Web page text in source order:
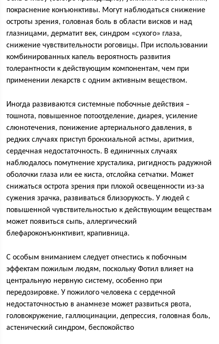
покраснение конъюнктивы. Могут наблюдаться снижение
остроты зрения, головная боль в области висков и над
глазницами, дерматит век, синдром «сухого» глаза,
снижение чувствительности роговицы. При использовании
комбинированных капель вероятность развития
толерантности к действующим компонентам, чем при
применении лекарств с одним активным веществом.
Иногда развиваются системные побочные действия –
тошнота, повышенное потоотделение, диарея, усиление
слюнотечения, понижение артериального давления, в
редких случаях приступ бронхиальной астмы, аритмия,
сердечная недостаточность. В единичных случаях
наблюдалось помутнение хрусталика, ригидность радужной
оболочки глаза или ее киста, отслойка сетчатки. Может
снижаться острота зрения при плохой освещенности из-за
сужения зрачка, развиваться близорукость. У людей с
повышенной чувствительностью к действующим веществам
может появиться сыпь, аллергический
блефароконъюнктивит, крапивница.
С особым вниманием следует отнестись к побочным
эффектам пожилым людям, поскольку Фотил влияет на
центральную нервную систему, особенно при
передозировке. У пожилого человека с сердечной
недостаточностью в анамнезе может развиться рвота,
головокружение, галлюцинации, депрессия, головная боль,
астенический синдром, беспокойство